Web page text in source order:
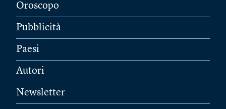
Oroscopo
Pubblicità
Paesi
Autori
Newsletter